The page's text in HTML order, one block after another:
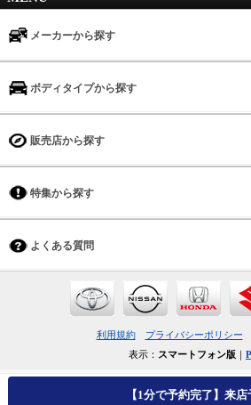
【1分で予約完了】来店
メーカーから探す
ボディタイプから探す
販売店から探す
特集から探す
よくある質問
利用規約 プライバシーポリシー
表示： スマートフォン版